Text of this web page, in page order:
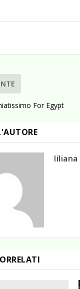
For Egypt
liliana